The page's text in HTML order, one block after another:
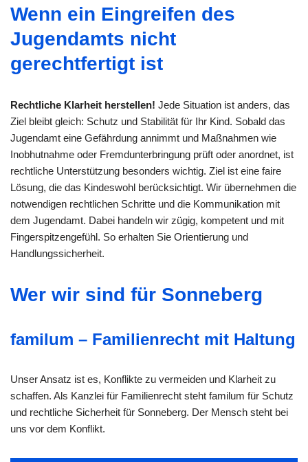
Wenn ein Eingreifen des
Jugendamts nicht
gerechtfertigt ist
Rechtliche Klarheit herstellen! Jede Situation ist anders, das
Ziel bleibt gleich: Schutz und Stabilität für Ihr Kind. Sobald das
Jugendamt eine Gefährdung annimmt und Maßnahmen wie
Inobhutnahme oder Fremdunterbringung prüft oder anordnet, ist
rechtliche Unterstützung besonders wichtig. Ziel ist eine faire
Lösung, die das Kindeswohl berücksichtigt. Wir übernehmen die
notwendigen rechtlichen Schritte und die Kommunikation mit
dem Jugendamt. Dabei handeln wir zügig, kompetent und mit
Fingerspitzengefühl. So erhalten Sie Orientierung und
Handlungssicherheit.
Wer wir sind für Sonneberg
familum – Familienrecht mit Haltung
Unser Ansatz ist es, Konflikte zu vermeiden und Klarheit zu
schaffen. Als Kanzlei für Familienrecht steht familum für Schutz
und rechtliche Sicherheit für Sonneberg. Der Mensch steht bei
uns vor dem Konflikt.